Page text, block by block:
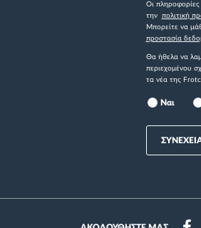
Οι
την πολιτική
Μπορείτε να
προστασία
Θα ήθελα να
περιεχομένου
τα νέα της
Ναι